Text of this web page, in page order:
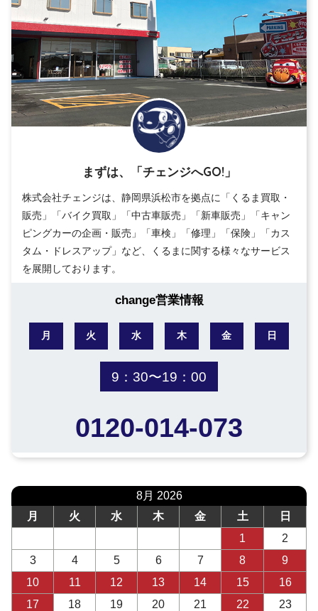
まずは、「チェンジへGO!」
株式会社チェンジは、静岡県浜松市を拠点に「くるま買取・
販売」「バイク買取」「中古車販売」「新車販売」「キャン
ピングカーの企画・販売」「車検」「修理」「保険」「カス
タム・ドレスアップ」など、くるまに関する様々なサービス
を展開しております。
change営業情報
月 火 水 木 金 日
9：30〜19：00
0120-014-073
8月 2026
月
火 水 木 金 土
日
1
2
3
4 5 6 7 8
9
10
11 12 13 14 15
16
17
18 19 20 21 22
23